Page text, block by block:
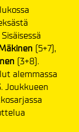
(5+7),
(3+8).
alemmassa
Joukkueen